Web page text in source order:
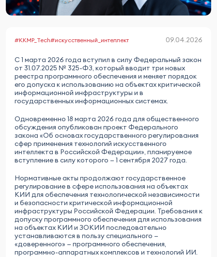
#KKMP_Tech#искусственный_интеллект 09.04.2026
С 1 марта 2026 года вступил в силу Федеральный закон
от 31.07.2025 № 325-ФЗ, который вводит три новых
реестра программного обеспечения и меняет порядок
его допуска к использованию на объектах критической
информационной инфраструктуры и в
государственных информационных системах.
Одновременно 18 марта 2026 года для общественного
обсуждения опубликован проект Федерального
закона «Об основах государственного регулирования
сфер применения технологий искусственного
интеллекта в Российской Федерации», планируемое
вступление в силу которого — 1 сентября 2027 года.
Нормативные акты продолжают государственное
регулирование в сфере использования на объектах
КИИ для обеспечения технологической независимости
и безопасности критической информационной
инфраструктуры Российской Федерации. Требования к
допуску программного обеспечения для использования
на объектах КИИ и ЗОКИИ последовательно
устанавливаются в пользу специального —
«доверенного» — программного обеспечения,
программно-аппаратных комплексов и технологий ИИ.